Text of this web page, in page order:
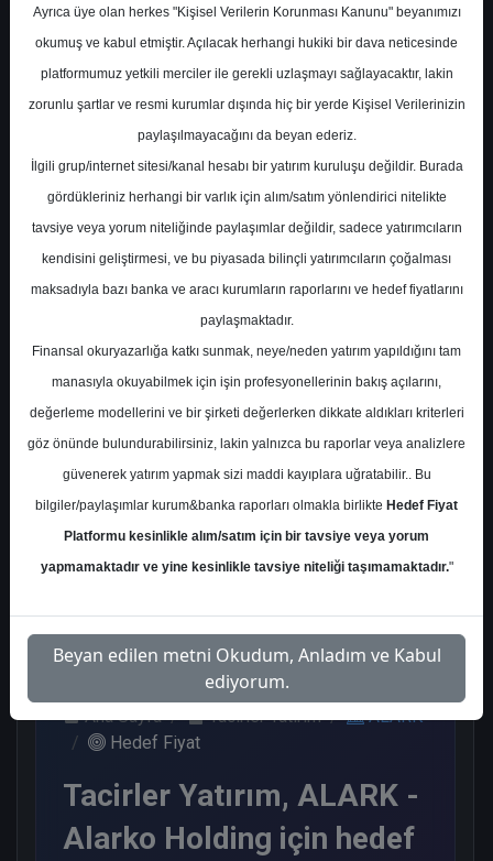
0 0
En Yüksek Tahmin
Ortalama Fiyat Tahmini
Ortalama Getiri Potansiyeli
Kurum Sayısı
3
3
Ana Sayfa Tacirler Yatırım
ALARK
Hedef Fiyat
Tacirler Yatırım, ALARK -
Alarko Holding için hedef
Ayrıca üye olan herkes "Kişisel Verilerin Korunması Kanunu" beyanımızı
okumuş ve kabul etmiştir. Açılacak herhangi hukiki bir dava neticesinde
platformumuz yetkili merciler ile gerekli uzlaşmayı sağlayacaktır, lakin
zorunlu şartlar ve resmi kurumlar dışında hiç bir yerde Kişisel Verilerinizin
paylaşılmayacağını da beyan ederiz.
İlgili grup/internet sitesi/kanal hesabı bir yatırım kuruluşu değildir. Burada
gördükleriniz herhangi bir varlık için alım/satım yönlendirici nitelikte
tavsiye veya yorum niteliğinde paylaşımlar değildir, sadece yatırımcıların
kendisini geliştirmesi, ve bu piyasada bilinçli yatırımcıların çoğalması
maksadıyla bazı banka ve aracı kurumların raporlarını ve hedef fiyatlarını
paylaşmaktadır.
Finansal okuryazarlığa katkı sunmak, neye/neden yatırım yapıldığını tam
manasıyla okuyabilmek için işin profesyonellerinin bakış açılarını,
değerleme modellerini ve bir şirketi değerlerken dikkate aldıkları kriterleri
göz önünde bulundurabilirsiniz, lakin yalnızca bu raporlar veya analizlere
güvenerek yatırım yapmak sizi maddi kayıplara uğratabilir.. Bu
bilgiler/paylaşımlar kurum&banka raporları olmakla birlikte Hedef Fiyat
Platformu kesinlikle alım/satım için bir tavsiye veya yorum
yapmamaktadır ve yine kesinlikle tavsiye niteliği taşımamaktadır."
Beyan edilen metni Okudum, Anladım ve Kabul
ediyorum.